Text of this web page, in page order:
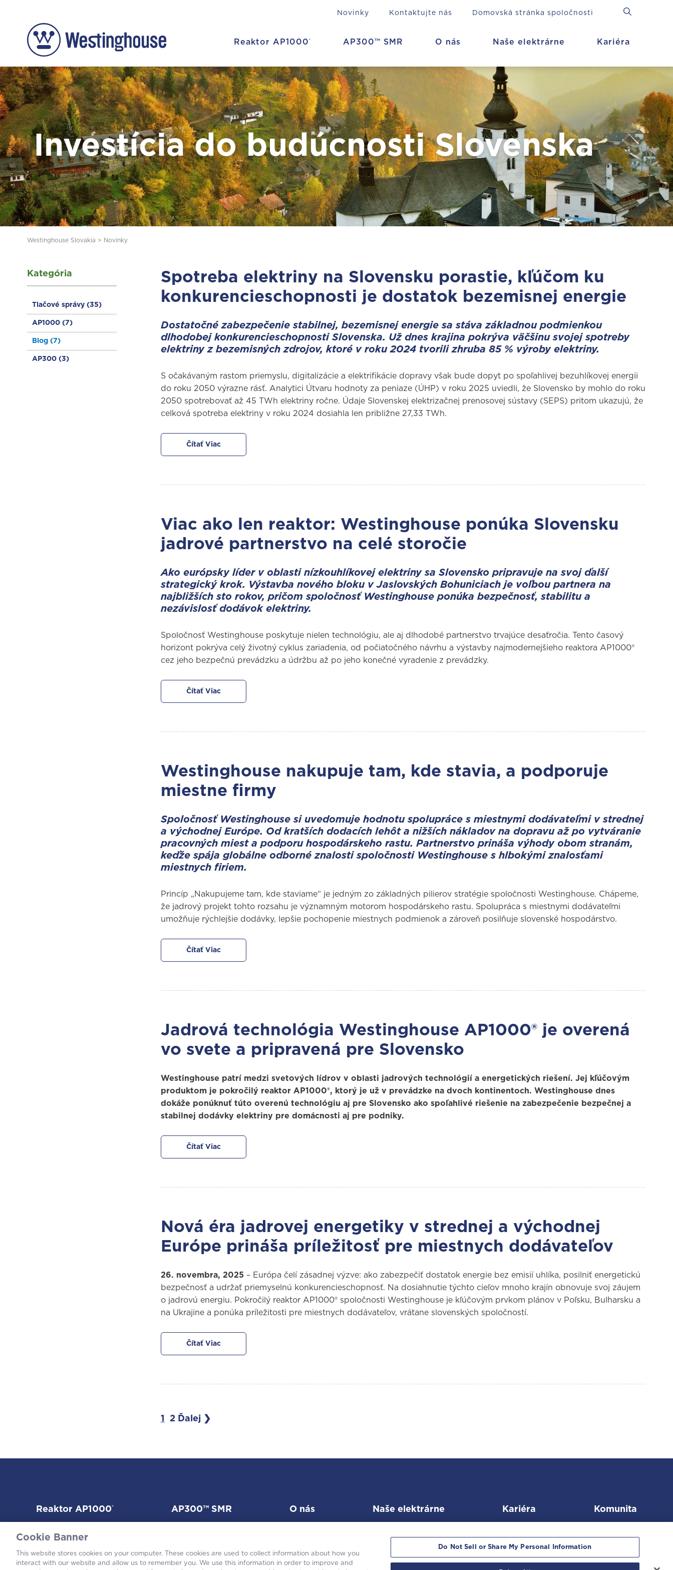
Novinky Kontaktujte nás Domovská stránka spoločnosti
Kariéra
Naše elektrárne
O nás
AP300™ SMR
Reaktor AP1000®
Investícia do budúcnosti Slovenska
Westinghouse Slovakia > Novinky
Kategória
Tlačové správy (35)
AP1000 (7)
Blog (7)
AP300 (3)
Spotreba elektriny na Slovensku porastie, kľúčom ku
konkurencieschopnosti je dostatok bezemisnej energie
Dostatočné zabezpečenie stabilnej, bezemisnej energie sa stáva základnou podmienkou
dlhodobej konkurencieschopnosti Slovenska. Už dnes krajina pokrýva väčšinu svojej spotreby
elektriny z bezemisných zdrojov, ktoré v roku 2024 tvorili zhruba 85 % výroby elektriny.
S očakávaným rastom priemyslu, digitalizácie a elektrifikácie dopravy však bude dopyt po spoľahlivej bezuhlíkovej energii
do roku 2050 výrazne rásť. Analytici Útvaru hodnoty za peniaze (ÚHP) v roku 2025 uviedli, že Slovensko by mohlo do roku
2050 spotrebovať až 45 TWh elektriny ročne. Údaje Slovenskej elektrizačnej prenosovej sústavy (SEPS) pritom ukazujú, že
celková spotreba elektriny v roku 2024 dosiahla len približne 27,33 TWh.
Čítať Viac
Viac ako len reaktor: Westinghouse ponúka Slovensku
jadrové partnerstvo na celé storočie
Ako európsky líder v oblasti nízkouhlíkovej elektriny sa Slovensko pripravuje na svoj ďalší
strategický krok. Výstavba nového bloku v Jaslovských Bohuniciach je voľbou partnera na
najbližších sto rokov, pričom spoločnosť Westinghouse ponúka bezpečnosť, stabilitu a
nezávislosť dodávok elektriny.
Spoločnosť Westinghouse poskytuje nielen technológiu, ale aj dlhodobé partnerstvo trvajúce desaťročia. Tento časový
horizont pokrýva celý životný cyklus zariadenia, od počiatočného návrhu a výstavby najmodernejšieho reaktora AP1000®
cez jeho bezpečnú prevádzku a údržbu až po jeho konečné vyradenie z prevádzky.
Čítať Viac
Westinghouse nakupuje tam, kde stavia, a podporuje
miestne firmy
Spoločnosť Westinghouse si uvedomuje hodnotu spolupráce s miestnymi dodávateľmi v strednej
a východnej Európe. Od kratších dodacích lehôt a nižších nákladov na dopravu až po vytváranie
pracovných miest a podporu hospodárskeho rastu. Partnerstvo prináša výhody obom stranám,
keďže spája globálne odborné znalosti spoločnosti Westinghouse s hlbokými znalosťami
miestnych firiem.
Princíp „Nakupujeme tam, kde staviame“ je jedným zo základných pilierov stratégie spoločnosti Westinghouse. Chápeme,
že jadrový projekt tohto rozsahu je významným motorom hospodárskeho rastu. Spolupráca s miestnymi dodávateľmi
umožňuje rýchlejšie dodávky, lepšie pochopenie miestnych podmienok a zároveň posilňuje slovenské hospodárstvo.
Čítať Viac
Jadrová technológia Westinghouse AP1000® je overená
vo svete a pripravená pre Slovensko
Westinghouse patrí medzi svetových lídrov v oblasti jadrových technológií a energetických riešení. Jej kľúčovým
produktom je pokročilý reaktor AP1000®, ktorý je už v prevádzke na dvoch kontinentoch. Westinghouse dnes
dokáže ponúknuť túto overenú technológiu aj pre Slovensko ako spoľahlivé riešenie na zabezpečenie bezpečnej a
stabilnej dodávky elektriny pre domácnosti aj pre podniky.
Čítať Viac
Nová éra jadrovej energetiky v strednej a východnej
Európe prináša príležitosť pre miestnych dodávateľov
26. novembra, 2025 – Európa čelí zásadnej výzve: ako zabezpečiť dostatok energie bez emisií uhlíka, posilniť energetickú
bezpečnosť a udržať priemyselnú konkurencieschopnosť. Na dosiahnutie týchto cieľov mnoho krajín obnovuje svoj záujem
o jadrovú energiu. Pokročilý reaktor AP1000® spoločnosti Westinghouse je kľúčovým prvkom plánov v Poľsku, Bulharsku a
na Ukrajine a ponúka príležitosti pre miestnych dodávateľov, vrátane slovenských spoločností.
Čítať Viac
1 2 Ďalej ❯
Reaktor AP1000® AP300™ SMR O nás Naše elektrárne Kariéra Komunita
Cookie Banner
This website stores cookies on your computer. These cookies are used to collect information about how you
interact with our website and allow us to remember you. We use this information in order to improve and
Do Not Sell or Share My Personal Information